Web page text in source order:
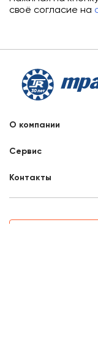
своё согласие на
О компании
Сервис
Контакты